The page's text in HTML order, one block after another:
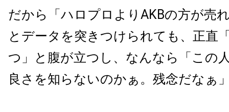
だから「ハロプロよりAKBの方が売
とデータを突きつけられても、正直
つ」と腹が立つし、なんなら「この
良さを知らないのかぁ。残念だなぁ